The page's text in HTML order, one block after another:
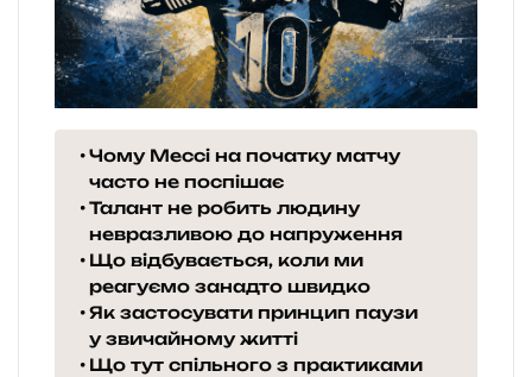
Чому Мессі на початку матчу
часто не поспішає
Талант не робить людину
невразливою до напруження
Що відбувається, коли ми
реагуємо занадто швидко
Як застосувати принцип паузи
у звичайному житті
Що тут спільного з практиками